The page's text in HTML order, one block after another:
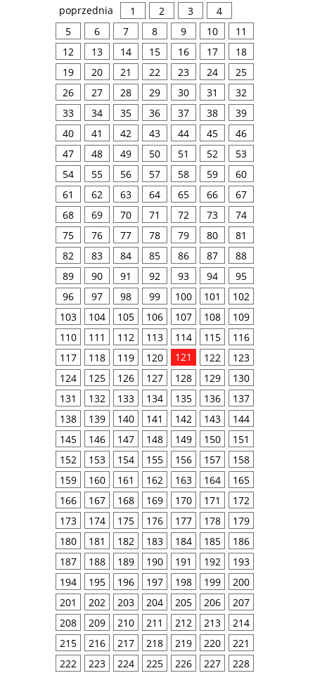
poprzednia 1 2 3
4
5
6 7 8 9 10
11
12
13 14 15 16 17
18
19
20 21 22 23 24
25
26
27 28 29 30 31
32
33
34 35 36 37 38
39
40
41 42 43 44 45
46
47
48 49 50 51 52
53
54
55 56 57 58 59
60
61
62 63 64 65 66
67
68
69 70 71 72 73
74
75
76 77 78 79 80
81
82
83 84 85 86 87
88
89
90 91 92 93 94
95
96
97 98 99 100 101
102
103
104 105 106 107 108
109
110
111 112 113 114 115
116
117
118 119 120 121 122
123
124
125 126 127 128 129
130
131
132 133 134 135 136
137
138
139 140 141 142 143
144
145
146 147 148 149 150
151
152
153 154 155 156 157
158
159
160 161 162 163 164
165
166
167 168 169 170 171
172
173
174 175 176 177 178
179
180
181 182 183 184 185
186
187
188 189 190 191 192
193
194
195 196 197 198 199
200
201
202 203 204 205 206
207
208
209 210 211 212 213
214
215
216 217 218 219 220
221
222
223 224 225 226 227
228